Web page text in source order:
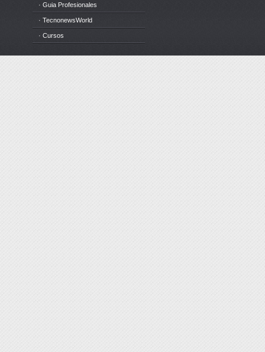
· Guia Profesionales
· TecnonewsWorld
· Cursos